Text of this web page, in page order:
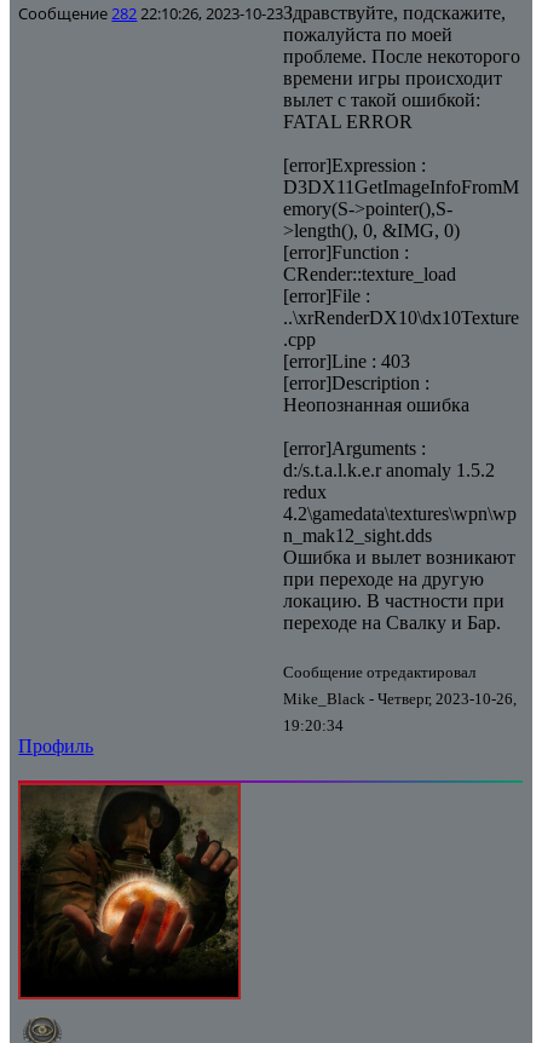
Сообщение28222:10:26, 2023-10-23Здравствуйте, подскажите,
пожалуйста по моей
проблеме. После некоторого
времени игры происходит
вылет с такой ошибкой:
FATAL ERROR
[error]Expression :
D3DX11GetImageInfoFromM
emory(S->pointer(),S-
>length(), 0, &IMG, 0)
[error]Function :
CRender::texture_load
[error]File :
..\xrRenderDX10\dx10Texture
.cpp
[error]Line : 403
[error]Description :
Неопознанная ошибка
[error]Arguments :
d:/s.t.a.l.k.e.r anomaly 1.5.2
redux
4.2\gamedata\textures\wpn\wp
n_mak12_sight.dds
Ошибка и вылет возникают
при переходе на другую
локацию. В частности при
переходе на Свалку и Бар.
Сообщение отредактировал
Mike_Black -Четверг, 2023-10-26,
19:20:34
Профиль